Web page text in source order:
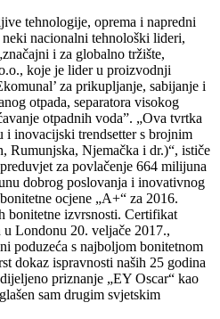
tehnologije, oprema i napredni
nacionalni tehnološki lideri,
i za globalno tržište,
koje je lider u proizvodnji
za prikupljanje, sabijanje i
otpada, separatora visokog
otpadnih voda”. „Ova tvrtka
inovacijski trendsetter s brojnim
Rumunjska, Njemačka i dr.)“, ističe
za povlačenje 664 milijuna
dobrog poslovanja i inovativnog
ocjene „A+“ za 2016.
bonitetne izvrsnosti. Certifikat
Londonu 20. veljače 2017.,
poduzeća s najboljom bonitetnom
dokaz ispravnosti naših 25 godina
priznanje „EY Oscar“ kao
sam drugim svjetskim